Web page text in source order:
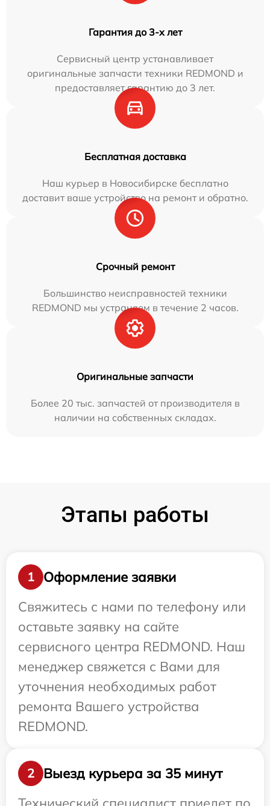
Гарантия до 3-х лет
Сервисный центр устанавливает
оригинальные запчасти техники REDMOND и
предоставляет гарантию до 3 лет.
Бесплатная доставка
Наш курьер в Новосибирске бесплатно
доставит ваше устройство на ремонт и обратно.
Срочный ремонт
Большинство неисправностей техники
REDMOND мы устраняем в течение 2 часов.
Оригинальные запчасти
Более 20 тыс. запчастей от производителя в
наличии на собственных складах.
Этапы работы
1
Оформление заявки
Свяжитесь с нами по телефону или
оставьте заявку на сайте
сервисного центра REDMOND. Наш
менеджер свяжется с Вами для
уточнения необходимых работ
ремонта Вашего устройства
REDMOND.
2
Выезд курьера за 35 минут